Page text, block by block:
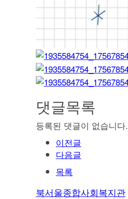
댓글목록
등록된 댓글이 없습니다.
이전글
다음글
목록
북서울종합사회복지관